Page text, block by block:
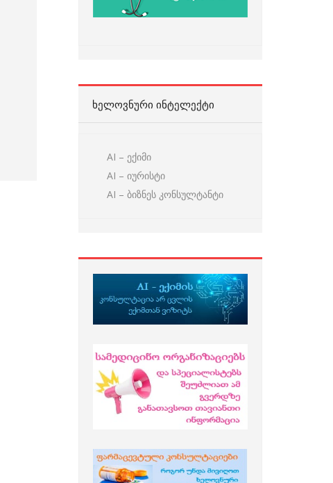
ᲮᲔᲚᲝᲕᲜᲣᲠᲘ ᲘᲜᲢᲔᲚᲔᲥᲢᲘ
AI – ექიმი
AI – იურისტი
AI – ბიზნეს კონსულტანტი